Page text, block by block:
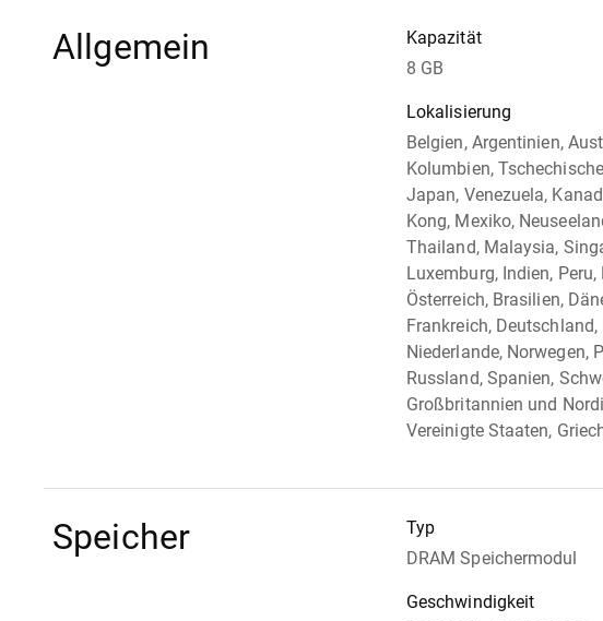
Allgemein
Kapazität
8 GB
Lokalisierung
Belgien, Argentinien,
Kolumbien,
Japan, Venezuela,
Kong, Mexiko,
Thailand, Malaysia,
Luxemburg, Indien, Peru,
Österreich, Brasilien,
Frankreich, Deutschland,
Niederlande, Norwegen,
Russland, Spanien,
Großbritannien und
Vereinigte Staaten,
Speicher
Typ
DRAM Speichermodul
Geschwindigkeit